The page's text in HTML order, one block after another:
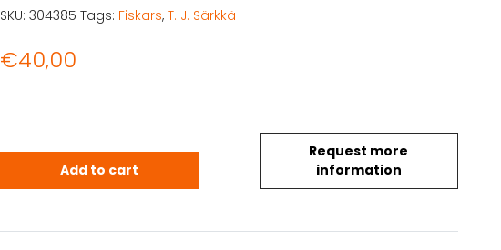
€40,00
Request more
information
Särkkä, T. J.: Fiskars - Trehundra år av järnförädling och
Add to cart
SKU: 304385 Tags: Fiskars, T. J. Särkkä